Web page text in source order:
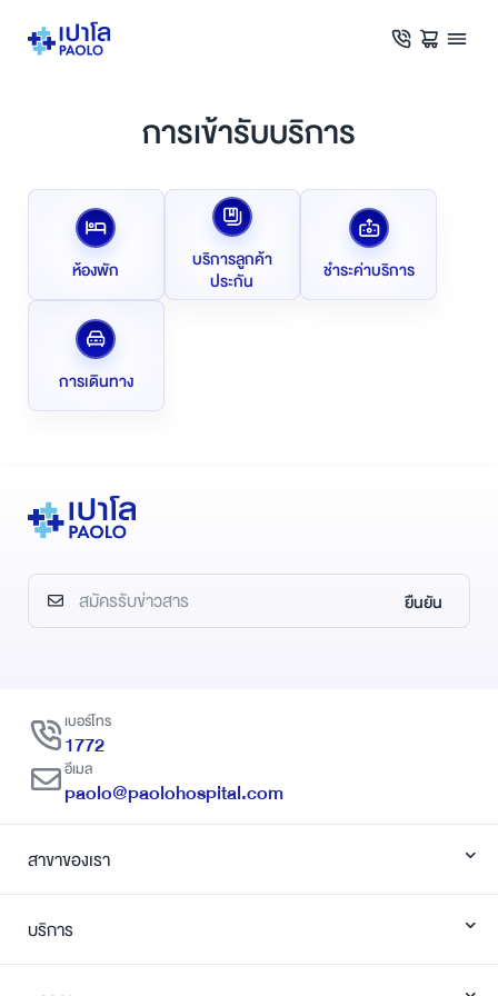
การเข้ารับบริการ
ห้องพัก
บริการลูกค้า
ประกัน
ชำระค่าบริการ
การเดินทาง
ยืนยัน
เบอร์โทร
1772
อีเมล
paolo@paolohospital.com
สาขาของเรา
บริการ